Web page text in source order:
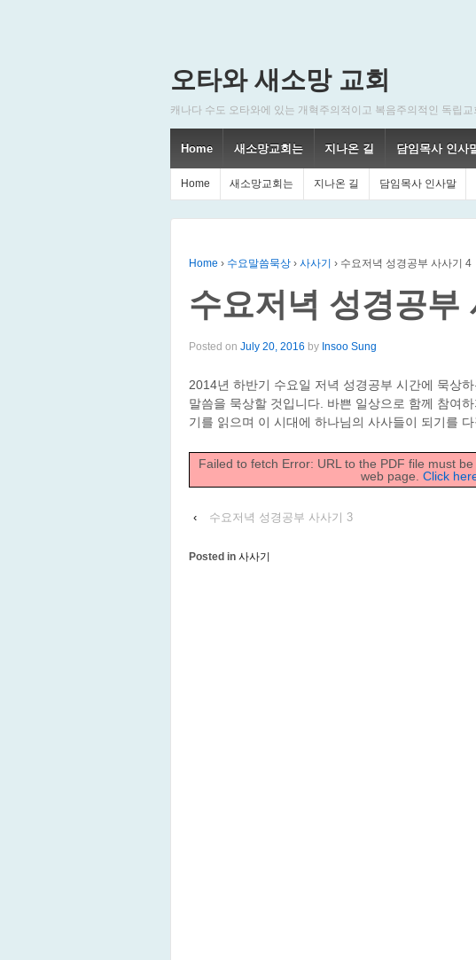
오타와 새소망 교회
캐나다 수도 오타와에 있는 개혁주의적이고 복음주의적인 독립
Home 새소망교회는 지나온 길 담임목사 인사
Home 새소망교회는 지나온 길 담임목사 인사말
Home › 수요말씀묵상 › 사사기 › 수요저녁 성경공부 사사기 4
수요저녁 성경공부
Posted on July 20, 2016 by Insoo Sung
2014년 하반기 수요일 저녁 성경공부 시간에 묵상
말씀을 묵상할 것입니다. 바쁜 일상으로 함께 참여
기를 읽으며 이 시대에 하나님의 사사들이 되기를
Failed to fetch Error: URL to the PDF file must
web page. Click
‹ 수요저녁 성경공부 사사기 3
Posted in 사사기